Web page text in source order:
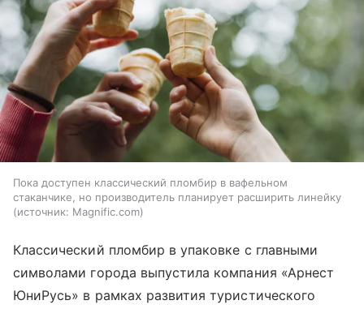
Пока доступен классический пломбир в вафельном
стаканчике, но производитель планирует расширить линейку
источник: Magnific.com
Классический пломбир в упаковке с главными
символами города выпустила компания «Арнест
ЮниРусь» в рамках развития туристического